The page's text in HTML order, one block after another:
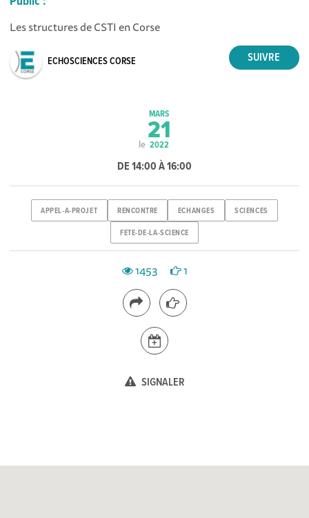
Les structures de CSTI en Corse
ECHOSCIENCES CORSE
le
MARS
21
2022
DE 14:00 À 16:00
APPEL-A-PROJET RENCONTRE ECHANGES SCIENCES
FETE-DE-LA-SCIENCE
1453 1
SIGNALER